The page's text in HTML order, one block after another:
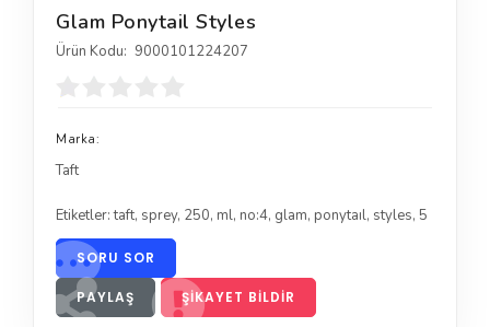
Glam Ponytail Styles
Ürün Kodu: 9000101224207
Marka:
Taft
Etiketler:taft, sprey, 250, ml, no:4, glam, ponytaıl, styles, 5
SORU SOR
PAYLAŞ ŞIKAYET BILDIR